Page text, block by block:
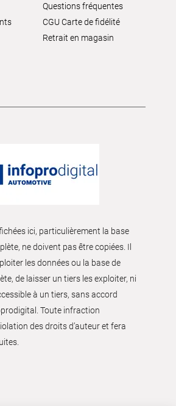
Questions fréquentes
CGU Carte de fidélité
Retrait en magasin
ici, particulièrement la base
ne doivent pas être copiées. Il
les données ou la base de
de laisser un tiers les exploiter, ni
à un tiers, sans accord
Toute infraction
des droits d’auteur et fera